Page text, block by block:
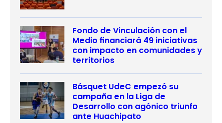
Fondo de Vinculación con el
Medio financiará 49 iniciativas
con impacto en comunidades y
territorios
Básquet UdeC empezó su
campaña en la Liga de
Desarrollo con agónico triunfo
ante Huachipato